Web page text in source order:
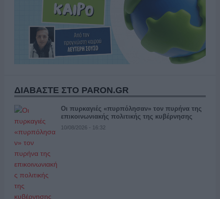
ΔΙΑΒΑΣΤΕ ΣΤΟ PARON.GR
Οι πυρκαγιές «πυρπόλησαν» τον πυρήνα της
επικοινωνιακής πολιτικής της κυβέρνησης
10/08/2026 - 16:32